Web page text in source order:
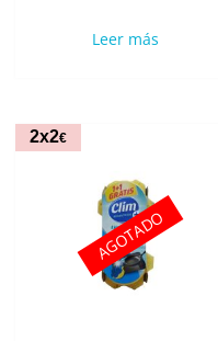
Leer más
2x2€
AGOTADO